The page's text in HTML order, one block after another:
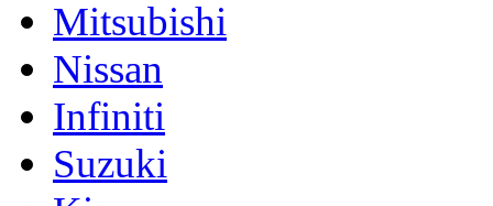
Mitsubishi
Nissan
Infiniti
Suzuki